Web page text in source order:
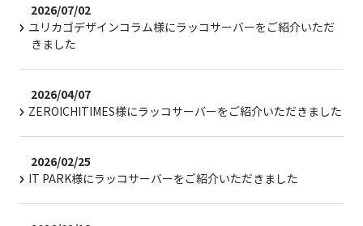
2026/07/02
ユリカゴデザインコラム様にラッコサーバーをご紹介いただ
きました
2026/04/07
ZEROICHITIMES様にラッコサーバーをご紹介いただきました
2026/02/25
IT PARK様にラッコサーバーをご紹介いただきました